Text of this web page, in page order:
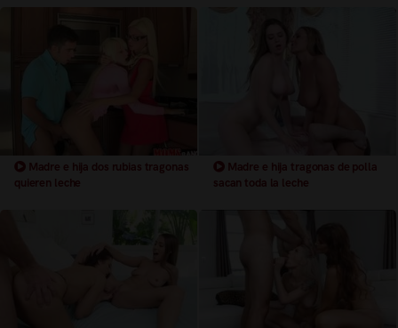
Madre e hija dos rubias tragonas
quieren leche
Madre e hija tragonas de polla
sacan toda la leche